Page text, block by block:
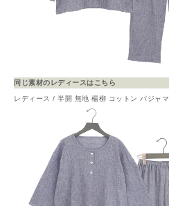
同じ素材のレディースはこちら
レディース / 半開 無地 楊柳 コットン パジャマ